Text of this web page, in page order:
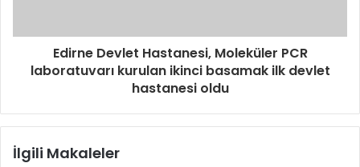
Edirne Devlet Hastanesi, Moleküler PCR
laboratuvarı kurulan ikinci basamak ilk devlet
hastanesi oldu
İlgili Makaleler